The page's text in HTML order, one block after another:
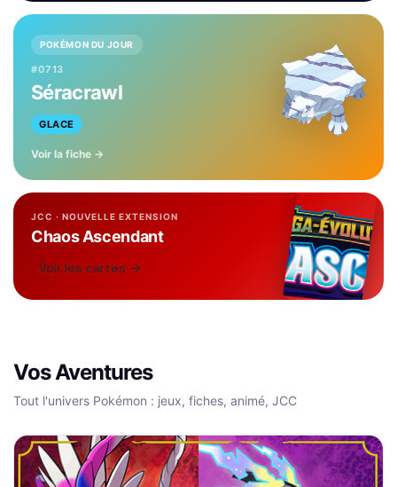
POKÉMON DU JOUR
#0713
Séracrawl
GLACE
Voir la fiche →
JCC · NOUVELLE EXTENSION
Chaos Ascendant
Voir les cartes →
Vos Aventures
Tout l'univers Pokémon : jeux, fiches, animé, JCC